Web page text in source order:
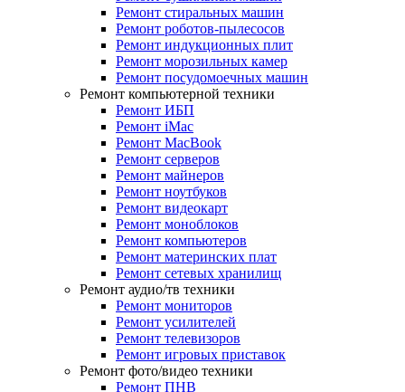
Ремонт стиральных машин
Ремонт роботов-пылесосов
Ремонт индукционных плит
Ремонт морозильных камер
Ремонт посудомоечных машин
Ремонт компьютерной техники
Ремонт ИБП
Ремонт iMac
Ремонт MacBook
Ремонт серверов
Ремонт майнеров
Ремонт ноутбуков
Ремонт видеокарт
Ремонт моноблоков
Ремонт компьютеров
Ремонт материнских плат
Ремонт сетевых хранилищ
Ремонт аудио/тв техники
Ремонт мониторов
Ремонт усилителей
Ремонт телевизоров
Ремонт игровых приставок
Ремонт фото/видео техники
Ремонт ПНВ